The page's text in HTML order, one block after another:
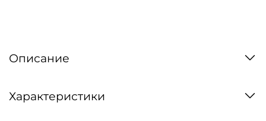
Описание
Характеристики